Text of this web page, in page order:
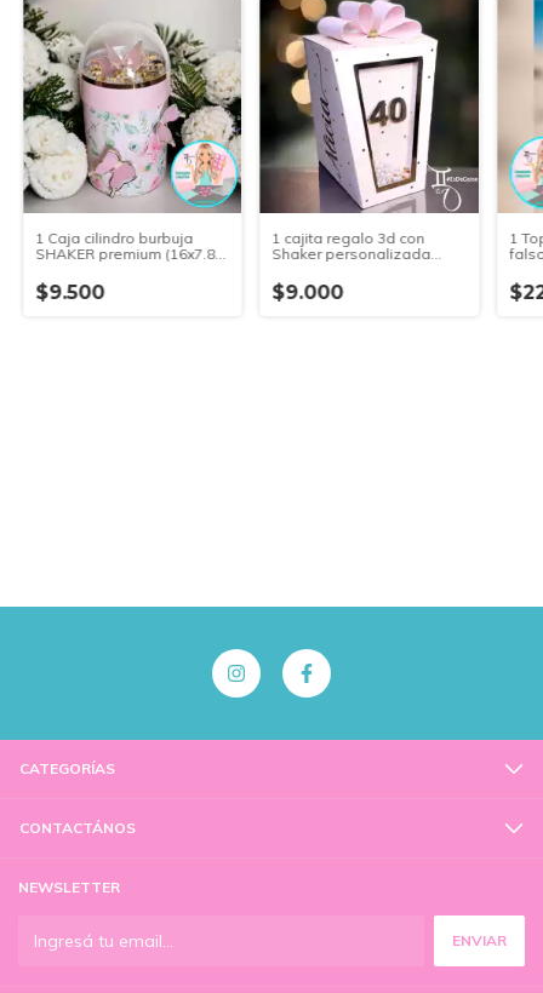
1 Caja cilindro burbuja
SHAKER premium (16x7.8
$9.500
1 cajita regalo 3d con
Shaker personalizada
/ CANTIDAD MINIMA 5
UNIDADES IGUALES
$9.000
1
CATEGORÍAS
CONTACTÁNOS
NEWSLETTER